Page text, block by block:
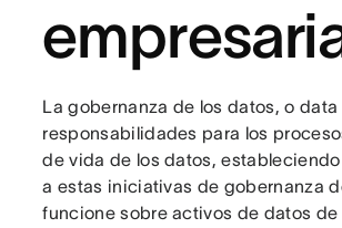
La gobernanza de los datos, o
responsabilidades para los
de vida de los datos,
a estas iniciativas de gobernanza
funcione sobre activos de datos